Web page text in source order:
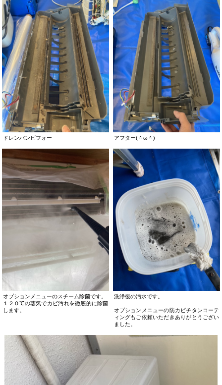
ドレンパンビフォー アフター(＾ω＾)
オプションメニューのスチーム除菌です。
１２０℃の蒸気でカビ汚れを徹底的に除菌
します。
洗浄後の汚水です。
オプションメニューの防カビチタンコーテ
ィングもご依頼いただきありがとうござい
ました。